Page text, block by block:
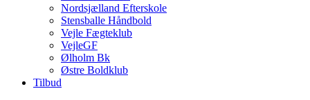
Nordsjælland Efterskole
Stensballe Håndbold
Vejle Fægteklub
VejleGF
Ølholm Bk
Østre Boldklub
Tilbud